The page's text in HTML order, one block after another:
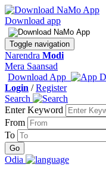
Download app
Toggle navigation
Narendra Modi
Mera Saansad
Download App
Login /Register
Search
Enter Keyword
From
To
Odia